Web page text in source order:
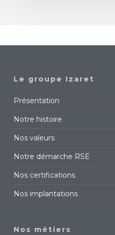
Le groupe Izaret
Présentation
Notre histoire
Nos valeurs
Notre démarche RSE
Nos certifications
Nos implantations
Nos métiers